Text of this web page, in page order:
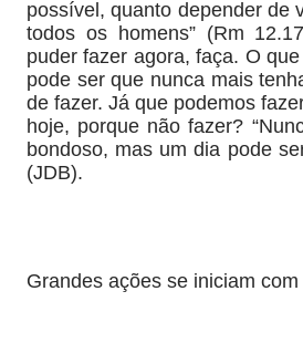
possível, quanto depender de
todos os homens” (Rm
puder fazer agora, faça. O
pode ser que nunca mais
de fazer. Já que podemos
hoje, porque não fazer?
bondoso, mas um dia pode
(JDB).
Grandes ações se iniciam